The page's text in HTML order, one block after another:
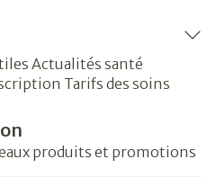
Actualités santé
Tarifs des soins
produits et promotions